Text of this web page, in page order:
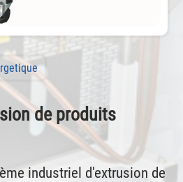
de produits
industriel d'extrusion de